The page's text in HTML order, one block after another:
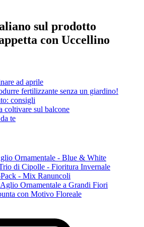
sul prodotto
con Uccellino
ad aprile
fertilizzante senza un giardino!
consigli
coltivare sul balcone
te
Ornamentale - Blue & White
di Cipolle - Fioritura Invernale
- Mix Ranuncoli
Ornamentale a Grandi Fiori
con Motivo Floreale